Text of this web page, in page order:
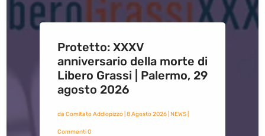
Protetto: XXXV
anniversario della morte di
Libero Grassi | Palermo, 29
agosto 2026
da Comitato Addiopizzo| 8 Agosto 2026| NEWS|
Commenti 0